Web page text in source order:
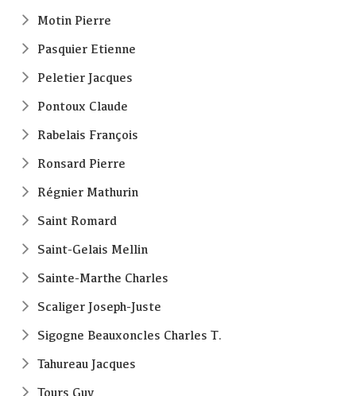
Motin Pierre
Pasquier Etienne
Peletier Jacques
Pontoux Claude
Rabelais François
Ronsard Pierre
Régnier Mathurin
Saint Romard
Saint-Gelais Mellin
Sainte-Marthe Charles
Scaliger Joseph-Juste
Sigogne Beauxoncles Charles T.
Tahureau Jacques
Tours Guy